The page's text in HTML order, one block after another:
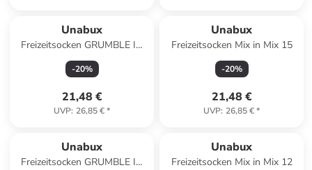
Unabux
Freizeitsocken GRUMBLE IN
THE JUNGLE in lila
-20%
21,48 €
UVP: 26,85 €*
Unabux
Freizeitsocken Mix in Mix 15
-20%
21,48 €
UVP: 26,85 €*
Unabux
Freizeitsocken GRUMBLE IN
Unabux
Freizeitsocken Mix in Mix 12